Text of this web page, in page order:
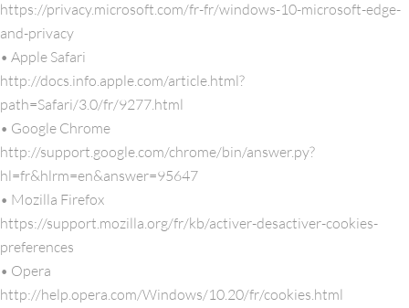
https://privacy.microsoft.com/fr-fr/windows-10-microsoft-edge-
and-privacy
• Apple Safari
http://docs.info.apple.com/article.html?
path=Safari/3.0/fr/9277.html
• Google Chrome
http://support.google.com/chrome/bin/answer.py?
hl=fr&hlrm=en&answer=95647
• Mozilla Firefox
https://support.mozilla.org/fr/kb/activer-desactiver-cookies-
preferences
• Opera
http://help.opera.com/Windows/10.20/fr/cookies.html